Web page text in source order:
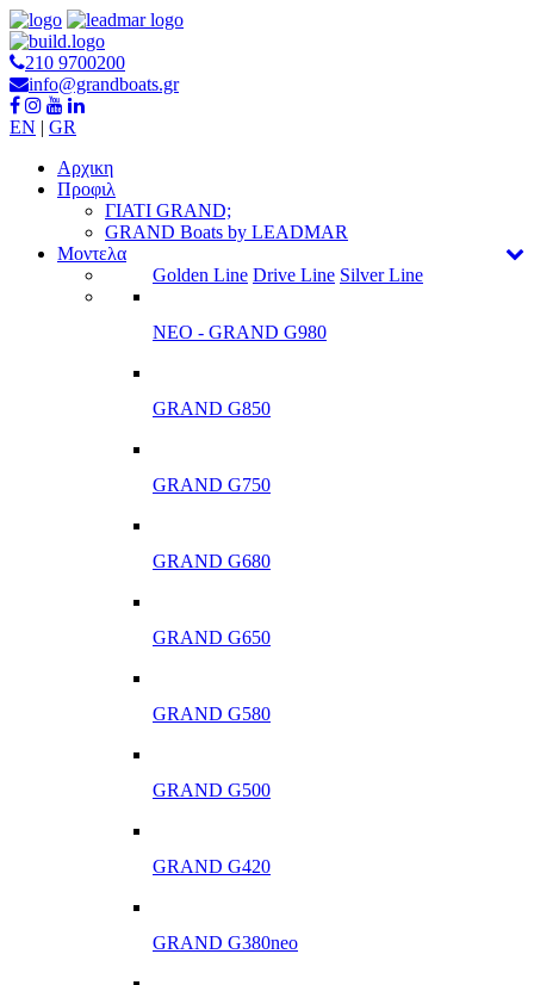
210 9700200
info@grandboats.gr
EN | GR
Αρχικη
Προφιλ
ΓΙΑΤΙ GRAND;
GRAND Boats by LEADMAR
Μοντελα
Golden Line Drive Line Silver Line
ΝΕΟ - GRAND G980
GRAND G850
GRAND G750
GRAND G680
GRAND G650
GRAND G580
GRAND G500
GRAND G420
GRAND G380neo